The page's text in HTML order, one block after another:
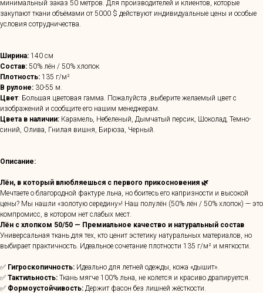
минимальный заказ 50 метров. Для производителей и клиентов, которые
закупают ткани объёмами от 5000 $ действуют индивидуальные цены и особые
условия сотрудничества.
Ширина: 140 см
Состав: 50% лён / 50% хлопок
Плотность: 135 г/м²
В рулоне: 30-55 м.
Цвет: Большая цветовая гамма. Пожалуйста ,выберите желаемый цвет с
изображений и сообщите его нашим менеджерам.
Цвета в наличии: Карамель, Небеленый, Дымчатый персик, Шоколад, Темно-
синий, Олива, Гнилая вишня, Бирюза, Черный.
Описание:
Лён, в который влюбляешься с первого прикосновения 🌿
Мечтаете о благородной фактуре льна, но боитесь его капризности и высокой
цены? Мы нашли «золотую середину»! Наш полулён (50% лён / 50% хлопок) — это
компромисс, в котором нет слабых мест.
Лён с хлопком 50/50 — Премиальное качество и натуральный состав
Универсальная ткань для тех, кто ценит эстетику натуральных материалов, но
выбирает практичность. Идеальное сочетание плотности 135 г/м² и мягкости.
✅ Гигроскопичность: Идеально для летней одежды, кожа «дышит».
✅ Тактильность: Ткань мягче 100% льна, не колется и красиво драпируется.
✅ Формоустойчивость: Держит фасон без лишней жёсткости.